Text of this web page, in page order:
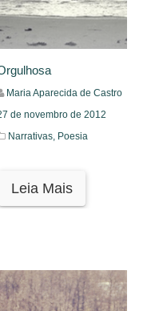
Maria Aparecida de Castro
de novembro de 2012
Narrativas, Poesia
Leia Mais